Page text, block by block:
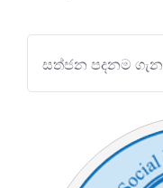
සත්ජන පදනම ගැන